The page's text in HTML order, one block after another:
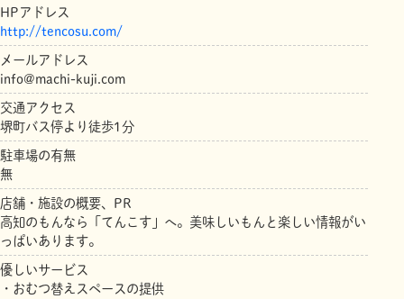
HPアドレス
http://tencosu.com/
メールアドレス
info@machi-kuji.com
交通アクセス
堺町バス停より徒歩1分
駐車場の有無
無
店舗・施設の概要、PR
高知のもんなら「てんこす」へ。美味しいもんと楽しい情報がい
っぱいあります。
優しいサービス
・おむつ替えスペースの提供